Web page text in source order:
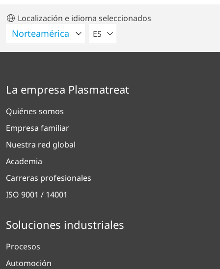
Localización e idioma seleccionados
POR FAVOR SELECCIONE UN
ES
La empresa Plasmatreat
Quiénes somos
Empresa familiar
Nuestra red global
Academia
Carreras profesionales
ISO 9001 / 14001
Soluciones industriales
Procesos
Automoción